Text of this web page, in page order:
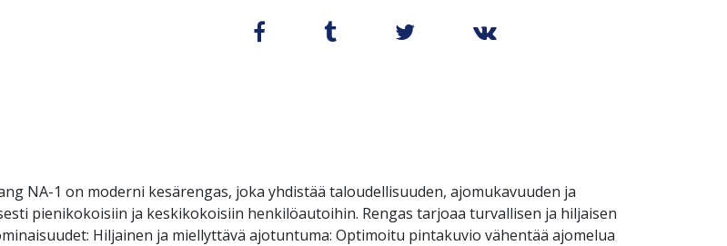
NA-1 on moderni kesärengas, joka yhdistää taloudellisuuden, ajomukavuuden ja
pienikokoisiin ja keskikokoisiin henkilöautoihin. Rengas tarjoaa turvallisen ja hiljaisen
Hiljainen ja miellyttävä ajotuntuma: Optimoitu pintakuvio vähentää ajomelua